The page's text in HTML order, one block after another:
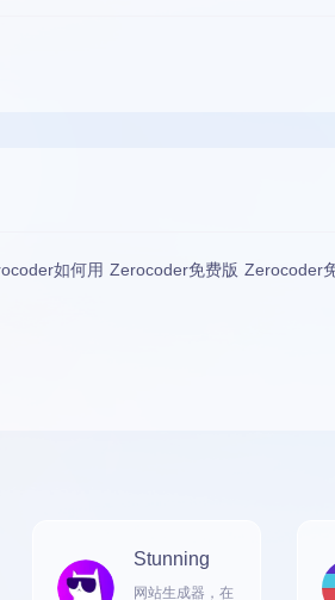
如何用 Zerocoder免费版 Zerocoder
Stunning
网站生成器，在